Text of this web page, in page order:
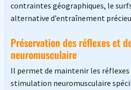
contraintes géographiques, le
alternative d’entraînement
Préservation des réflexes et
neuromusculaire
Il permet de maintenir les réflexes
stimulation neuromusculaire